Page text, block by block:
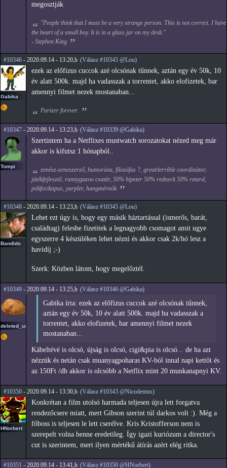
megosztják
"People think that I must be a very strange person. This is not correct. I have
the heart of a small boy. It is in a glass jar on my desk."
- Stephen King
#10346 - 2020.09.14 - 13:20,h (Válasz #10345 @Lou)
Gabika
ezek az előfizus cuccok azé olcsónak tűnnek, aztán egy év 50k, 10
év alatt 500k. majd ha vadasszak a torrentet, akko elofizetek, bar
amennyi filmet nezek mostanaban...
Parizer forever.
#10347 - 2020.09.14 - 13:23,h (Válasz #10339 @Gabika)
Tompi
Szertintem ha a Netflixes mustwatch sorozatokat nézed meg már
akkor is kifutsz 1 hónapból..
zenész-zeneszerző, humorista, filozófus ?, great/terrible coordinátor,
játékfejlesztő, rannygazoo csatár, 50% hipster 50% redneck 50% retard,
pókfocikapus, yarpler, hangmérnök
#10348 - 2020.09.14 - 13:23,h (Válasz #10345 @Lou)
Bandido
Lehet ezt úgy is, hogy egy másik háztartással (ismerős, barát,
családtag) felesbe fizetitek a legnagyobb csomagot amit ugye
egyszerre 4 készüléken lehet nézni és akkor csak 2k/hó lesz a
havidíj ;-)
Szerk: Közben látom, hogy megelőztél.
#10349 - 2020.09.14 - 13:25,h (Válasz #10346 @Gabika)
deleted_user2
Gabika írta: ezek az előfizus cuccok azé olcsónak tűnnek,
aztán egy év 50k, 10 év alatt 500k. majd ha vadasszak a
torrentet, akko elofizetek, bar amennyi filmet nezek
mostanaban...
Kábeltévé is olcsó, újság is olcsó, cigi&pia is olcsó... de ha azt
nézzük és netán csak muanyagpoharas KV-ból innal napi kettőt és
az 150Ft /db akkor is olcsóbb a Netflix mint 20 munkanapnyi KV.
#10350 - 2020.09.14 - 13:30,h (Válasz #10343 @Nicodemus)
HNorbert
Konkrétan a film utolsó harmada teljesen újra lett forgatva
rendezőcsere miatt, mert Gibson szerint túl darkos volt :). Még a
főboss is teljesen le lett cserélve. Kris Kristofferson nem is
szerepelt volna benne eredetileg. Így igazi kuriózum a director's
cut is szerintem, mert ilyen mértékű átírás azért elég ritka.
#10351 - 2020.09.14 - 13:41,h (Válasz #10350 @HNorbert)